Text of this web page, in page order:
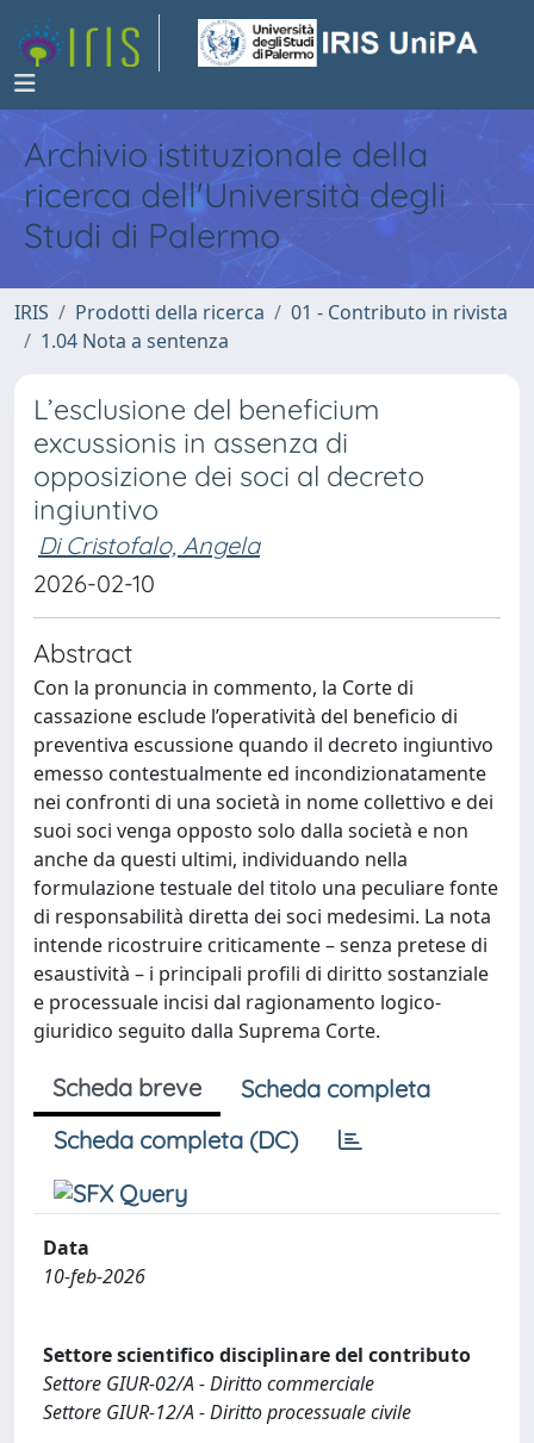
Archivio istituzionale della
ricerca dell'Università degli
Studi di Palermo
IRIS Prodotti della ricerca
01 - Contributo in rivista
1.04 Nota a sentenza
L’esclusione del beneficium
excussionis in assenza di
opposizione dei soci al decreto
ingiuntivo
Di Cristofalo, Angela
2026-02-10
Abstract
Con la pronuncia in commento, la Corte di
cassazione esclude l’operatività del beneficio di
preventiva escussione quando il decreto ingiuntivo
emesso contestualmente ed incondizionatamente
nei confronti di una società in nome collettivo e dei
suoi soci venga opposto solo dalla società e non
anche da questi ultimi, individuando nella
formulazione testuale del titolo una peculiare fonte
di responsabilità diretta dei soci medesimi. La nota
intende ricostruire criticamente – senza pretese di
esaustività – i principali profili di diritto sostanziale
e processuale incisi dal ragionamento logico-
giuridico seguito dalla Suprema Corte.
Scheda breve
Scheda completa
Scheda completa (DC)
Data
10-feb-2026
Settore scientifico disciplinare del contributo
Settore GIUR-02/A - Diritto commerciale
Settore GIUR-12/A - Diritto processuale civile